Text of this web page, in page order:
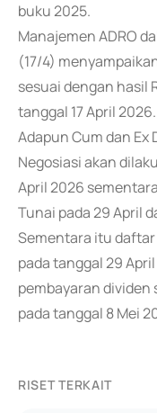
buku 2025.
Manajemen ADRO
(17/4)
sesuai dengan hasil
tanggal 17 April 2026.
Adapun Cum dan Ex
Negosiasi akan
April 2026
Tunai pada 29 April
Sementara itu
pada tanggal 29
pembayaran dividen
pada tanggal 8 Mei
RISET TERKAIT